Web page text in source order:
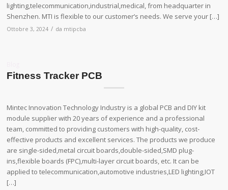
lighting,telecommunication,industrial,medical, from headquarter in
Shenzhen. MTI is flexible to our customer’s needs. We serve your […]
Ottobre 3, 2024 / da mtipcba
Fitness Tracker PCB
Mintec Innovation Technology Industry is a global PCB and DIY kit
module supplier with 20 years of experience and a professional
team, committed to providing customers with high-quality, cost-
effective products and excellent services. The products we produce
are single-sided,metal circuit boards,double-sided,SMD plug-
ins,flexible boards (FPC),multi-layer circuit boards, etc. It can be
applied to telecommunication,automotive industries,LED lighting,IOT
[…]